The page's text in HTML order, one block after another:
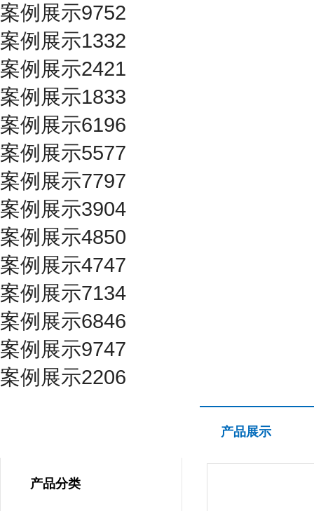
案例展示9752
案例展示1332
案例展示2421
案例展示1833
案例展示6196
案例展示5577
案例展示7797
案例展示3904
案例展示4850
案例展示4747
案例展示7134
案例展示6846
案例展示9747
案例展示2206
产品分类
产品展示